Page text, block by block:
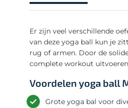
Er zijn veel verschillende
van deze yoga ball kun je
rug of armen. Door de
complete workout
Voordelen yoga ball
Grote yoga bal voor